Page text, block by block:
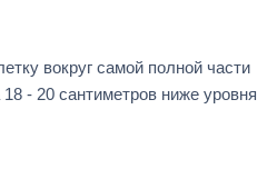
вокруг самой полной части
- 20 сантиметров ниже уровня